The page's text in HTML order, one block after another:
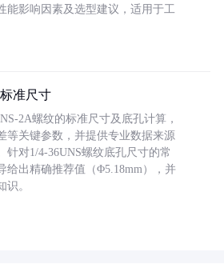
能影响因素及选型建议，适用于工
准尺寸
2A螺纹的标准尺寸及底孔计算，
等关键参数，并提供专业数据来源
针对1/4-36UNS螺纹底孔尺寸的常
给出精确推荐值（Φ5.18mm），并
识。